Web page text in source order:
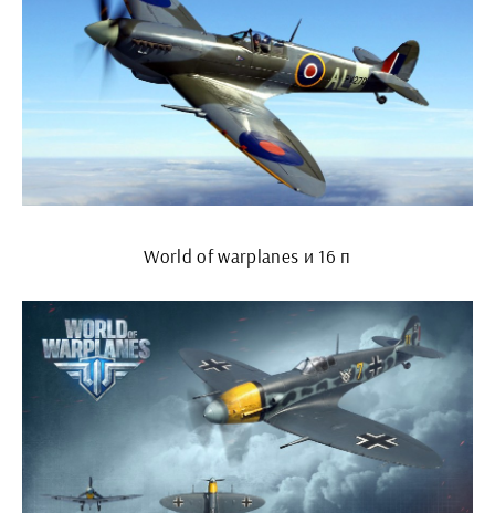
World of warplanes и 16 п